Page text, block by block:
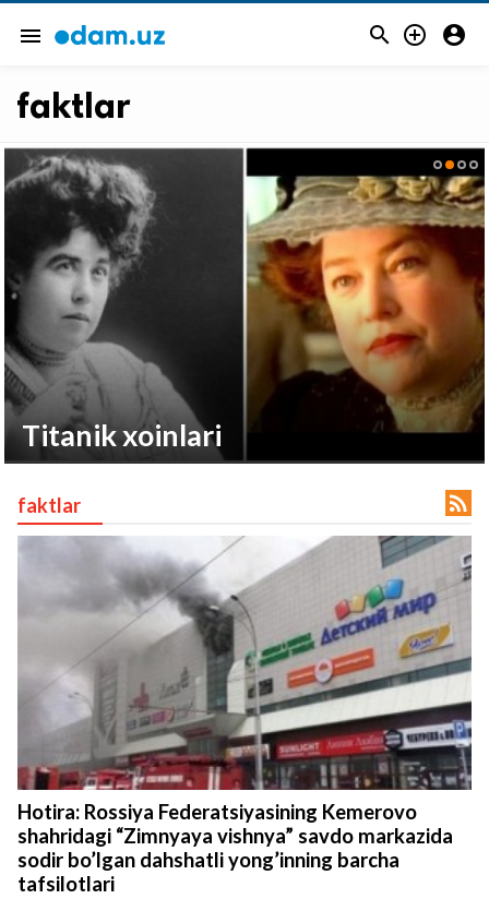
menu   
защищены.
faktlar
Titanik xoinlari
faktlar 
Hotira: Rossiya Federatsiyasining Kemerovo
shahridagi “Zimnyaya vishnya” savdo markazida
sodir bo’lgan dahshatli yong’inning barcha
tafsilotlari